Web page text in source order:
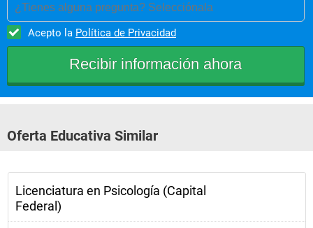
¿Tienes alguna pregunta? Selecciónala
Acepto la Política de Privacidad
Oferta Educativa Similar
Licenciatura en Psicología (Capital
Federal)